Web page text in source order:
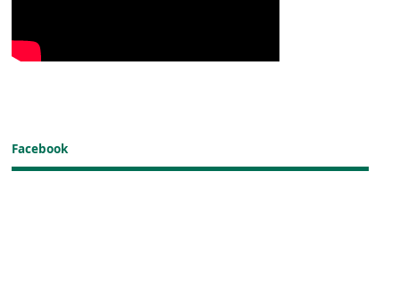
Facebook